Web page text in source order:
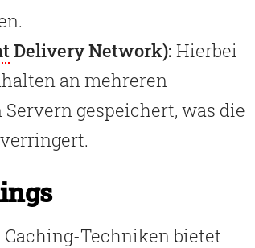
Delivery Network): Hierbei
an mehreren
gespeichert, was die
Techniken bietet